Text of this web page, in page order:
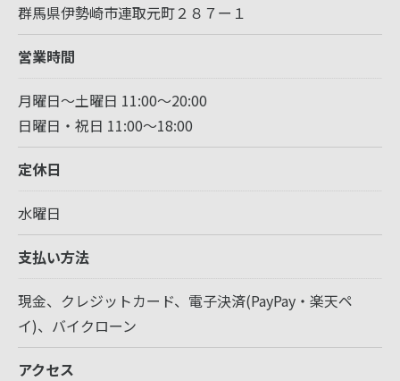
群馬県伊勢崎市連取元町２８７ー１
営業時間
月曜日～土曜日 11:00～20:00
日曜日・祝日 11:00～18:00
定休日
水曜日
支払い方法
現金、クレジットカード、電子決済(PayPay・楽天ペ
イ)、バイクローン
アクセス